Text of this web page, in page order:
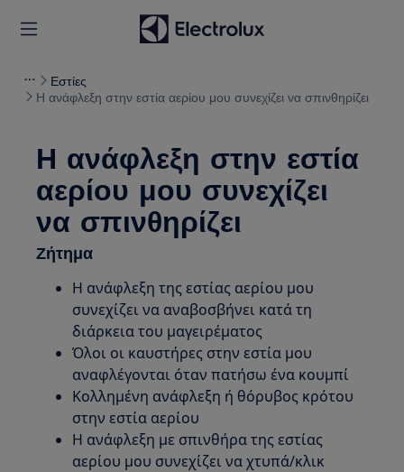
Εστίες
Η ανάφλεξη στην εστία αερίου μου συνεχίζει να σπινθηρίζει
Η ανάφλεξη στην εστία
αερίου μου συνεχίζει
να σπινθηρίζει
Ζήτημα
Η ανάφλεξη της εστίας αερίου μου
συνεχίζει να αναβοσβήνει κατά τη
διάρκεια του μαγειρέματος
Όλοι οι καυστήρες στην εστία μου
αναφλέγονται όταν πατήσω ένα κουμπί
Κολλημένη ανάφλεξη ή θόρυβος κρότου
στην εστία αερίου
Η ανάφλεξη με σπινθήρα της εστίας
αερίου μου συνεχίζει να χτυπά/κλικ